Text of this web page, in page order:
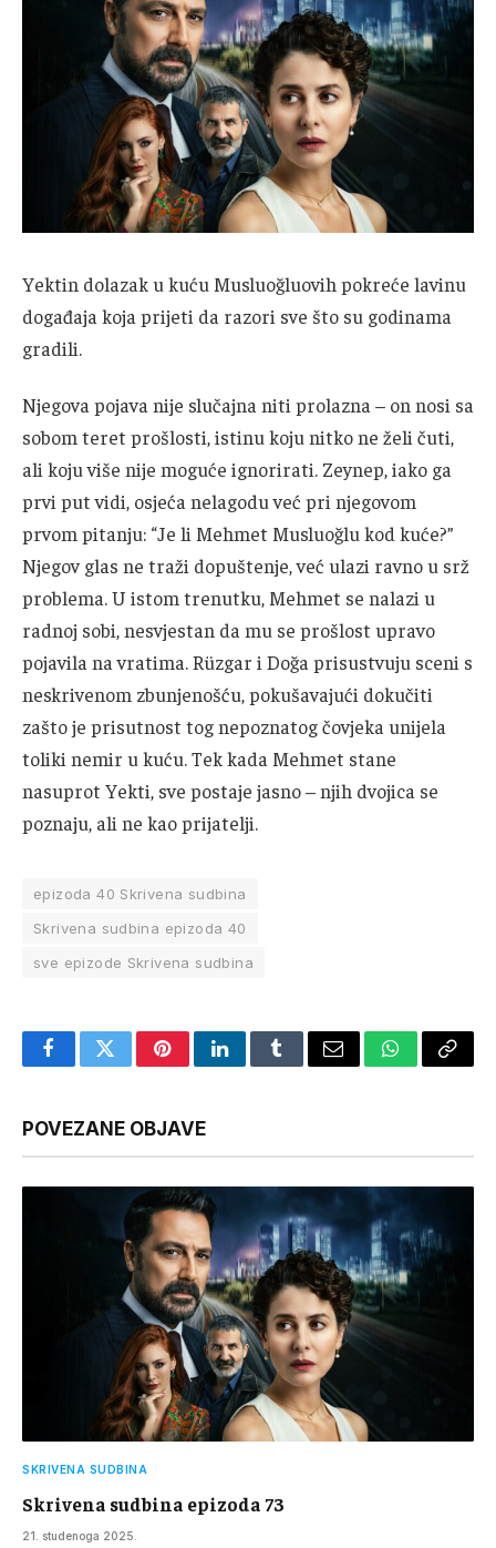
Yektin dolazak u kuću Musluoğluovih pokreće lavinu
događaja koja prijeti da razori sve što su godinama
gradili.
Njegova pojava nije slučajna niti prolazna – on nosi sa
sobom teret prošlosti, istinu koju nitko ne želi čuti,
ali koju više nije moguće ignorirati. Zeynep, iako ga
prvi put vidi, osjeća nelagodu već pri njegovom
prvom pitanju: “Je li Mehmet Musluoğlu kod kuće?”
Njegov glas ne traži dopuštenje, već ulazi ravno u srž
problema. U istom trenutku, Mehmet se nalazi u
radnoj sobi, nesvjestan da mu se prošlost upravo
pojavila na vratima. Rüzgar i Doğa prisustvuju sceni s
neskrivenom zbunjenošću, pokušavajući dokučiti
zašto je prisutnost tog nepoznatog čovjeka unijela
toliki nemir u kuću. Tek kada Mehmet stane
nasuprot Yekti, sve postaje jasno – njih dvojica se
poznaju, ali ne kao prijatelji.
epizoda 40 Skrivena sudbina
Skrivena sudbina epizoda 40
sve epizode Skrivena sudbina
FacebookTwitterPinterestLinkedInTumblrEmail WhatsApp
Copy
POVEZANE OBJAVE
SKRIVENA SUDBINA
Skrivena sudbina epizoda 73
21. studenoga 2025.